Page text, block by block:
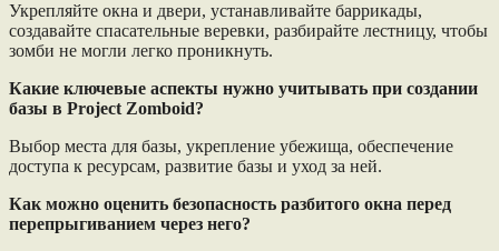
Укрепляйте окна и двери, устанавливайте баррикады,
создавайте спасательные веревки, разбирайте лестницу, чтобы
зомби не могли легко проникнуть.
Какие ключевые аспекты нужно учитывать при создании
базы в Project Zomboid?
Выбор места для базы, укрепление убежища, обеспечение
доступа к ресурсам, развитие базы и уход за ней.
Как можно оценить безопасность разбитого окна перед
перепрыгиванием через него?